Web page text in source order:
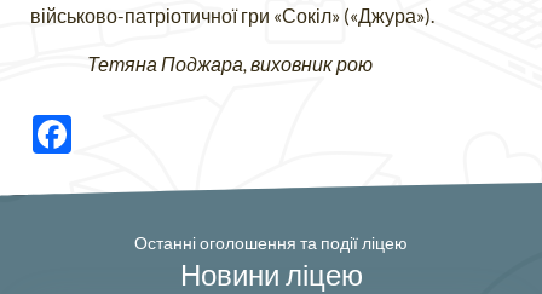
військово-патріотичної гри «Сокіл» («Джура»).
Тетяна Поджара, виховник рою
Останні оголошення та події ліцею
Новини ліцею